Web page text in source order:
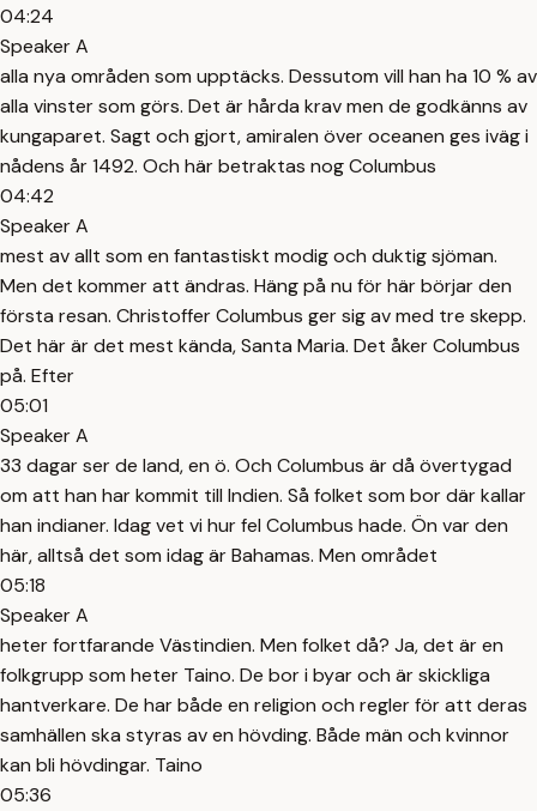
04:24
Speaker A
alla nya områden som upptäcks. Dessutom vill han ha 10 % av
alla vinster som görs. Det är hårda krav men de godkänns av
kungaparet. Sagt och gjort, amiralen över oceanen ges iväg i
nådens år 1492. Och här betraktas nog Columbus
04:42
Speaker A
mest av allt som en fantastiskt modig och duktig sjöman.
Men det kommer att ändras. Häng på nu för här börjar den
första resan. Christoffer Columbus ger sig av med tre skepp.
Det här är det mest kända, Santa Maria. Det åker Columbus
på. Efter
05:01
Speaker A
33 dagar ser de land, en ö. Och Columbus är då övertygad
om att han har kommit till Indien. Så folket som bor där kallar
han indianer. Idag vet vi hur fel Columbus hade. Ön var den
här, alltså det som idag är Bahamas. Men området
05:18
Speaker A
heter fortfarande Västindien. Men folket då? Ja, det är en
folkgrupp som heter Taino. De bor i byar och är skickliga
hantverkare. De har både en religion och regler för att deras
samhällen ska styras av en hövding. Både män och kvinnor
kan bli hövdingar. Taino
05:36